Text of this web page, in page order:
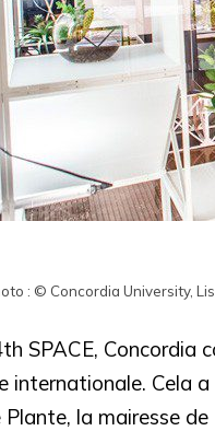
: © Concordia University,
SPACE, Concordia
internationale. Cela
Plante, la mairesse